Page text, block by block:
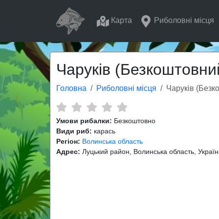
Карта Риболовні місця
Чаруків
Головна Риболовні місця Чаруків
Умови рибалки: Безкоштовно
Види риб: карась
Регіон: Волинська область
Адрес: Луцький район, Волинська область,